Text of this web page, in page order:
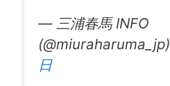
— 三浦春馬 INFO
(@miuraharuma_jp)
日